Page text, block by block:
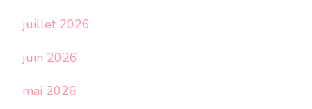
juillet 2026
juin 2026
mai 2026